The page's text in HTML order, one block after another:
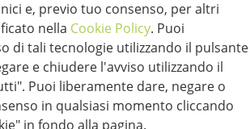
e, previo tuo consenso, per altri
nella Cookie Policy. Puoi
di tali tecnologie utilizzando il pulsante
e chiudere l'avviso utilizzando il
Puoi liberamente dare, negare o
in qualsiasi momento cliccando
in fondo alla pagina.